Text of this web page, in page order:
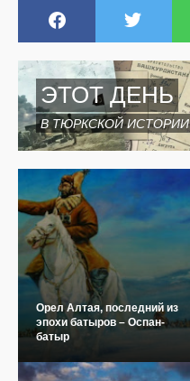
ЭТОТ ДЕНЬ
В ТЮРКСКОЙ ИСТОРИИ
Орел Алтая, последний из
эпохи батыров – Оспан-
батыр